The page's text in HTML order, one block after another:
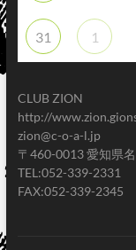
31 1
CLUB ZION
http://
zion@c-o-a-l.jp
〒460-0013 愛知県
TEL:052-339-2331
FAX:052-339-2345